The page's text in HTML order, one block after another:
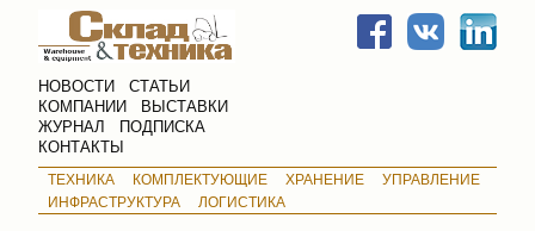
НОВОСТИ
СТАТЬИ
КОМПАНИИ
ВЫСТАВКИ
ЖУРНАЛ
ПОДПИСКА
КОНТАКТЫ
ТЕХНИКА КОМПЛЕКТУЮЩИЕ ХРАНЕНИЕ
УПРАВЛЕНИЕ
ИНФРАСТРУКТУРА
ЛОГИСТИКА